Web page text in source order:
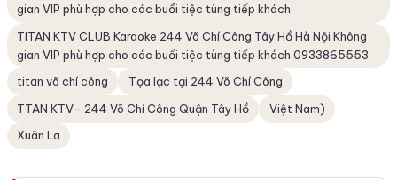
gian VIP phù hợp cho các buổi tiệc tùng tiếp khách
TITAN KTV CLUB Karaoke 244 Võ Chí Công Tây Hồ Hà Nội Không
gian VIP phù hợp cho các buổi tiệc tùng tiếp khách 0933865553
titan võ chí công
Tọa lạc tại 244 Võ Chí Công
TTAN KTV- 244 Võ Chí Công Quận Tây Hồ
Việt Nam)
Xuân La